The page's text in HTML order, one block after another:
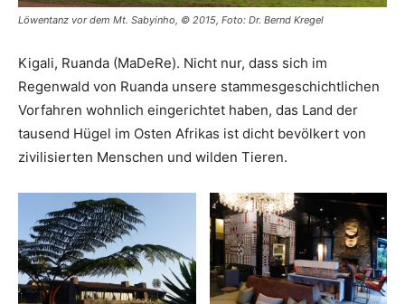
Löwentanz vor dem Mt. Sabyinho, © 2015, Foto: Dr. Bernd Kregel
Kigali, Ruanda (MaDeRe). Nicht nur, dass sich im
Regenwald von Ruanda unsere stammesgeschichtlichen
Vorfahren wohnlich eingerichtet haben, das Land der
tausend Hügel im Osten Afrikas ist dicht bevölkert von
zivilisierten Menschen und wilden Tieren.